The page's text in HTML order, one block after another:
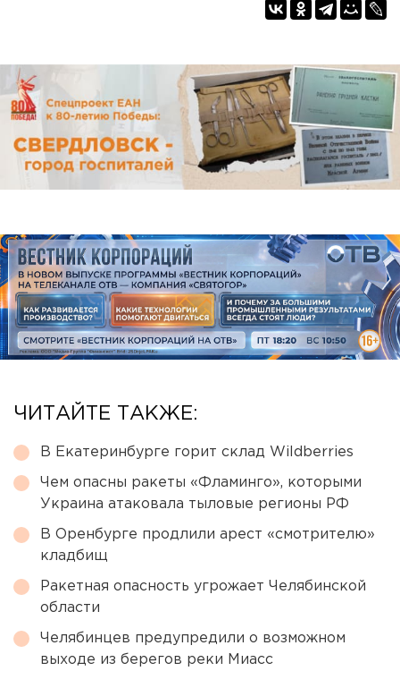
ЧИТАЙТЕ ТАКЖЕ:
В Екатеринбурге горит склад Wildberries
Чем опасны ракеты «Фламинго», которыми
Украина атаковала тыловые регионы РФ
В Оренбурге продлили арест «смотрителю»
кладбищ
Ракетная опасность угрожает Челябинской
области
Челябинцев предупредили о возможном
выходе из берегов реки Миасс